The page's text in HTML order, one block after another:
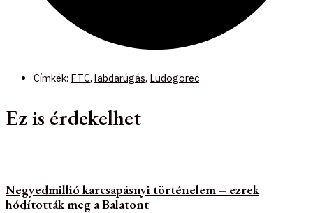
Címkék: FTC, labdarúgás, Ludogorec
Ez is érdekelhet
Negyedmillió karcsapásnyi történelem – ezrek
hódították meg a Balatont